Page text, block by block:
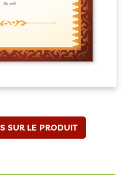
SUR LE PRODUIT